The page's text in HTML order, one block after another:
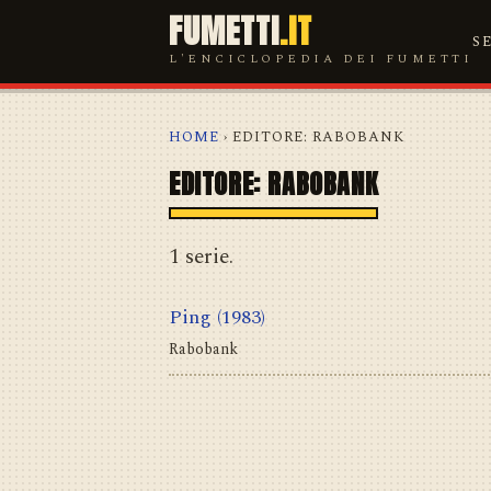
FUMETTI.IT
L'ENCICLOPEDIA DEI FUMETTI
HOME › EDITORE: RABOBANK
EDITORE: RABOBANK
1 serie.
Ping (1983)
Rabobank